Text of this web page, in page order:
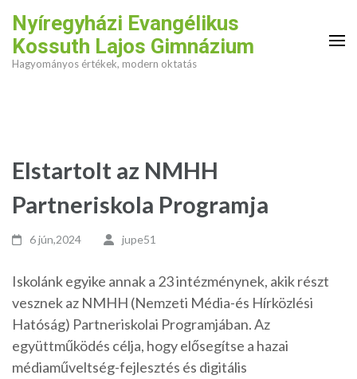
content
(Press
Nyíregyházi Evangélikus
Kossuth Lajos Gimnázium
Hagyományos értékek, modern oktatás
Elstartolt az NMHH
Partneriskola Programja
6 jún,2024 jupe51
Iskolánk egyike annak a 23 intézménynek, akik részt
vesznek az NMHH (Nemzeti Média-és Hírközlési
Hatóság) Partneriskolai Programjában. Az
együttműködés célja, hogy elősegítse a hazai
médiaműveltség-fejlesztés és digitális